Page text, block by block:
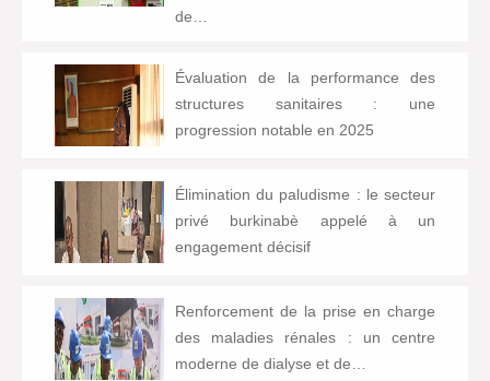
de…
Évaluation de la performance des
structures sanitaires : une
progression notable en 2025
Élimination du paludisme : le secteur
privé burkinabè appelé à un
engagement décisif
Renforcement de la prise en charge
des maladies rénales : un centre
moderne de dialyse et de…